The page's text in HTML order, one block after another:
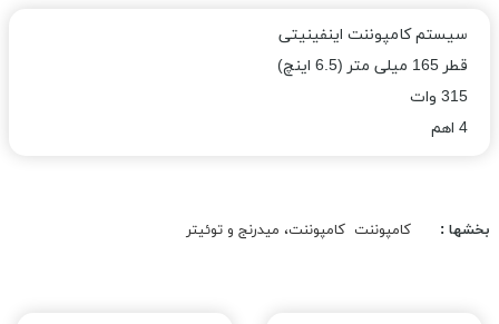
سیستم كامپوننت اینفینیتی
قطر 165 میلی متر (6.5 اینچ)
315 وات
4 اهم
بخشها : کامپوننت کامپوننت، میدرنج و توئیتر